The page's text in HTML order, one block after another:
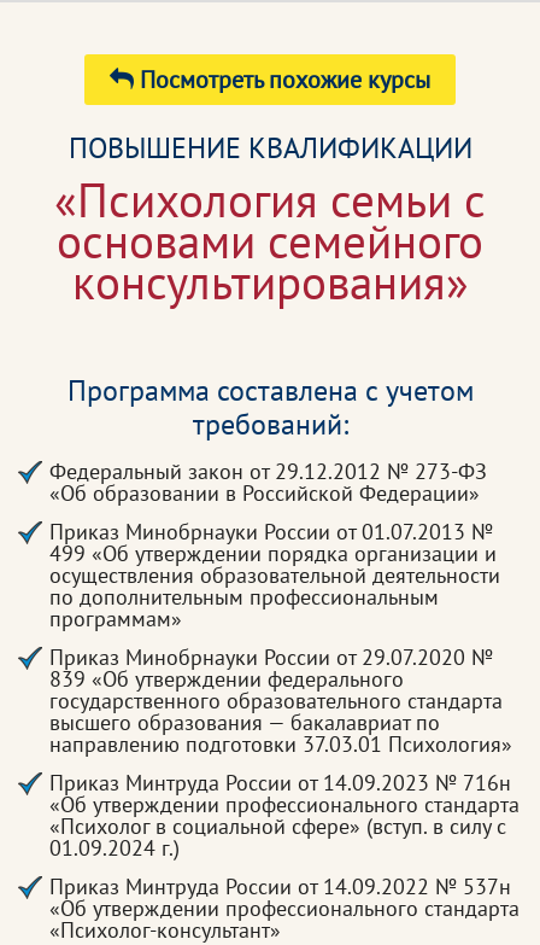
Посмотреть похожие курсы
ПОВЫШЕНИЕ КВАЛИФИКАЦИИ
«Психология семьи с
основами семейного
консультирования»
Программа составлена с учетом
требований:
Федеральный закон от 29.12.2012 № 273-ФЗ
«Об образовании в Российской Федерации»
Приказ Минобрнауки России от 01.07.2013 №
499 «Об утверждении порядка организации и
осуществления образовательной деятельности
по дополнительным профессиональным
программам»
Приказ Минобрнауки России от 29.07.2020 №
839 «Об утверждении федерального
государственного образовательного стандарта
высшего образования — бакалавриат по
направлению подготовки 37.03.01 Психология»
Приказ Минтруда России от 14.09.2023 № 716н
«Об утверждении профессионального стандарта
«Психолог в социальной сфере» (вступ. в силу с
01.09.2024 г.)
Приказ Минтруда России от 14.09.2022 № 537н
«Об утверждении профессионального стандарта
«Психолог-консультант»